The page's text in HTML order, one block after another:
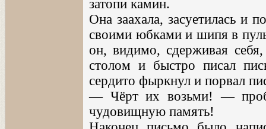
затопи камин.
Она заахала, засуетилась и
своими юбками и шипя в
он, видимо, сдерживая
столом и быстро писал
сердито фыркнул и порвал
— Чёрт их возьми! —
чудовищную память!